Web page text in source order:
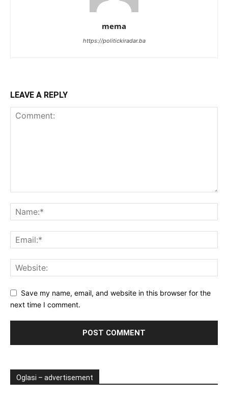
mema
https://politickiradar.ba
LEAVE A REPLY
Save my name, email, and website in this browser for the
next time I comment.
Oglasi – advertisement